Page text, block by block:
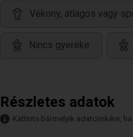
Vékony, átlagos vagy
Nincs gyereke
Részletes adatok
Kattints bármelyik adatcímkére,